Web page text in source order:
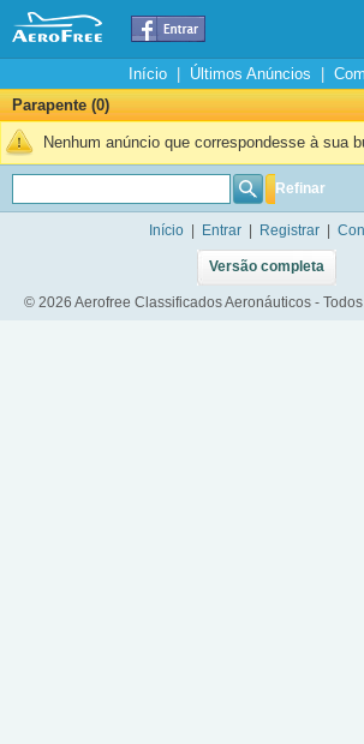
Início| Últimos Anúncios
Parapente (0)
Nenhum anúncio que correspondesse à sua
Refinar
Início Entrar Registrar
Versão completa
© 2026 Aerofree Classificados Aeronáuticos -